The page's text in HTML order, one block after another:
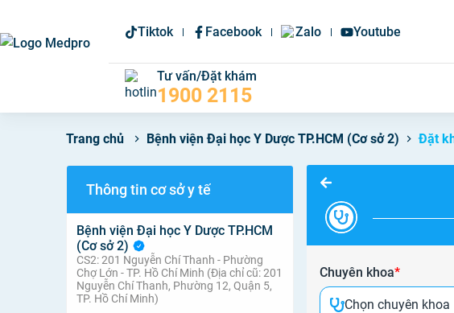
Tiktok Facebook Zalo Youtube
Tư vấn/Đặt khám
1900 2115
Trang chủ Bệnh viện Đại học Y Dược TP.HCM (Cơ sở 2) Đặt
Thông tin cơ sở y tế
Bệnh viện Đại học Y Dược TP.HCM
(Cơ sở 2)
CS2: 201 Nguyễn Chí Thanh - Phường
Chợ Lớn - TP. Hồ Chí Minh (Địa chỉ cũ: 201
Nguyễn Chí Thanh, Phường 12, Quận 5,
TP. Hồ Chí Minh)
Chuyên khoa*
Chọn chuyên khoa